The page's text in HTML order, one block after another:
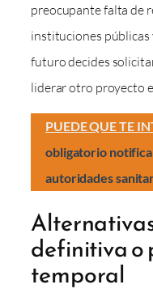
preocupante falta de
instituciones públicas
futuro decides
liderar otro proyecto
PUEDE QUE TE
obligatorio
autoridades
definitiva o
temporal